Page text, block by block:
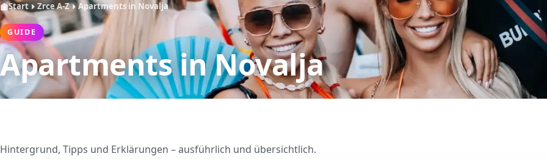
Start Zrce A-Z Apartments in Novalja
GUIDE
Apartments in Novalja
Hintergrund, Tipps und Erklärungen – ausführlich und übersichtlich.